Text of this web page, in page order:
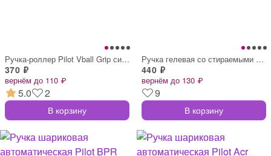
Ручка-роллер Pilot Vball Grip синяя толщ
370 ₽
вернём до 110 ₽
5.0 2
В корзину
Ручка гелевая со стираемыми чернилами Pi
440 ₽
вернём до 130 ₽
9
В корзину